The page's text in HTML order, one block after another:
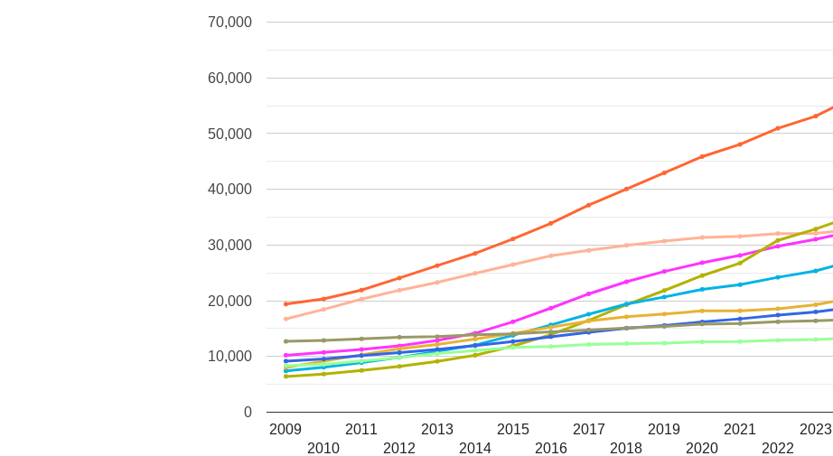
2009
2010
2011
2012
2013
2014
2015
2016
2017
2018
2019
2020
2021
2022
2023
0
10,000
20,000
30,000
40,000
50,000
60,000
70,000